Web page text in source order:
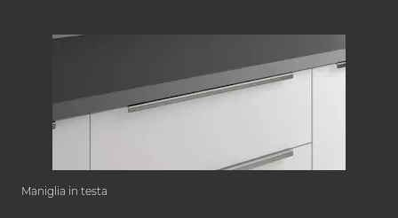
Maniglia in testa